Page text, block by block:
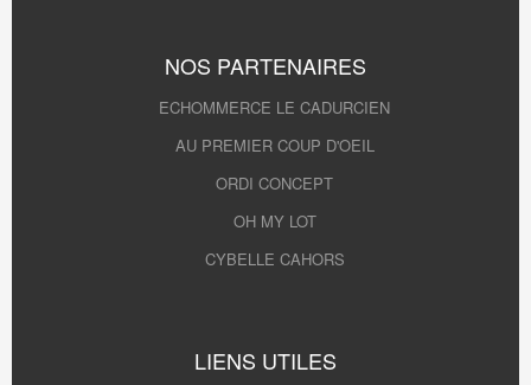
NOS PARTENAIRES
ECHOMMERCE LE CADURCIEN
AU PREMIER COUP D'OEIL
ORDI CONCEPT
OH MY LOT
CYBELLE CAHORS
LIENS UTILES